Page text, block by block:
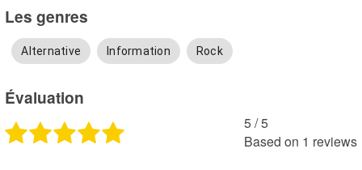
Les genres
Alternative Information Rock
Évaluation
5 /5
Based on 1 reviews